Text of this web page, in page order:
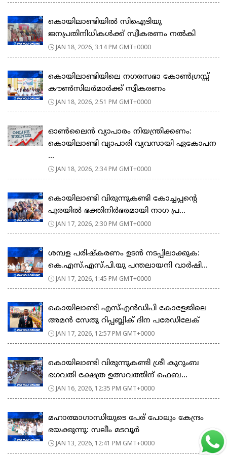
കൊയിലാണ്ടിയിൽ സിഐടിയു
ജനപ്രതിനിധികൾക്ക് സ്വീകരണം നൽകി
JAN 18, 2026, 3:14 PM GMT+0000
കൊയിലാണ്ടിയിലെ നഗരസഭാ കോൺഗ്രസ്സ്
കൗൺസിലർമാർക്ക് സ്വീകരണം
JAN 18, 2026, 2:51 PM GMT+0000
ഓൺലൈൻ വ്യാപാരം നിയന്ത്രിക്കണം:
കൊയിലാണ്ടി വ്യാപാരി വ്യവസായി ഏകോപന
...
JAN 18, 2026, 2:34 PM GMT+0000
കൊയിലാണ്ടി വിരുന്നുകണ്ടി കോച്ചപ്പൻ്റെ
പുരയിൽ ഭക്തിനിർഭരമായി നാഗ പ്ര...
JAN 17, 2026, 2:30 PM GMT+0000
ശമ്പള പരിഷ്കരണം ഉടൻ നടപ്പിലാക്കുക:
കെ.എസ്.എസ്.പി.യു പന്തലായനി വാർഷി...
JAN 17, 2026, 1:45 PM GMT+0000
കൊയിലാണ്ടി എസ്എൻഡിപി കോളേജിലെ
അമൻ സേതു റിപ്പബ്ലിക് ദിന പരേഡിലേക്
JAN 17, 2026, 12:57 PM GMT+0000
കൊയിലാണ്ടി വിരുന്നുകണ്ടി ശ്രീ കുറുംബ
ഭഗവതി ക്ഷേത്ര ഉത്സവത്തിന് ഫെബ...
JAN 16, 2026, 12:35 PM GMT+0000
മഹാത്മാഗാന്ധിയുടെ പേര് പോലും കേന്ദ്രം
ഭയക്കുന്നു: സലീം മടവൂർ
JAN 13, 2026, 12:41 PM GMT+0000